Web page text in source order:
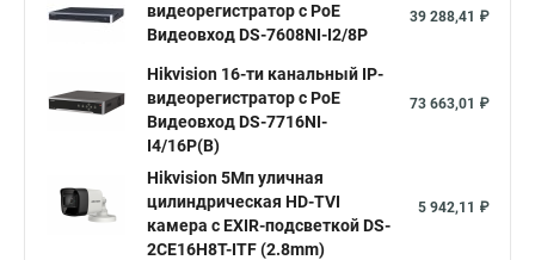
видеорегистратор c PoE
Видеовход DS-7608NI-I2/8P
39 288,41 ₽
Hikvision 16-ти канальный IP-
видеорегистратор c PoE
Видеовход DS-7716NI-
I4/16P(B)
73 663,01 ₽
Hikvision 5Мп уличная
цилиндрическая HD-TVI
камера с EXIR-подсветкой DS-
2CE16H8T-ITF (2.8mm)
5 942,11 ₽